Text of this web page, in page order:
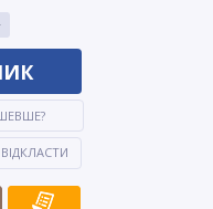
ВІДКЛАСТИ